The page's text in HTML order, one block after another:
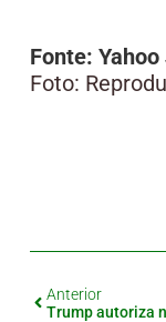
Fonte:
Foto:
Anterior